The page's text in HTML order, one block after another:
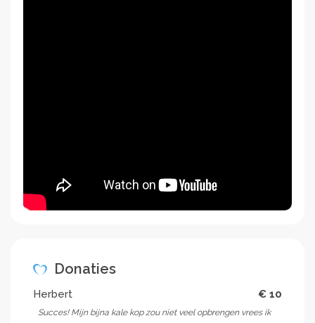
Donaties
Herbert € 10
Succes! Mijn bijna kale kop zou niet veel opbrengen vrees ik